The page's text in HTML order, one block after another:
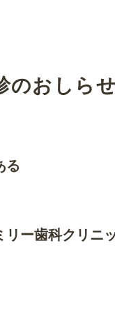
のおしら
る
リー歯科クリニ